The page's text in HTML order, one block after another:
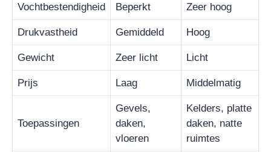
Vochtbestendigheid Beperkt Zeer hoog
Drukvastheid Gemiddeld Hoog
Gewicht Zeer licht Licht
Prijs Laag Middelmatig
Toepassingen
Gevels,
daken,
vloeren
Kelders, platte
daken, natte
ruimtes